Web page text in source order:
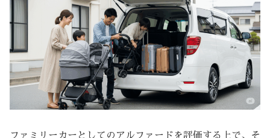
ファミリーカーとしてのアルファードを評価する上で、そ